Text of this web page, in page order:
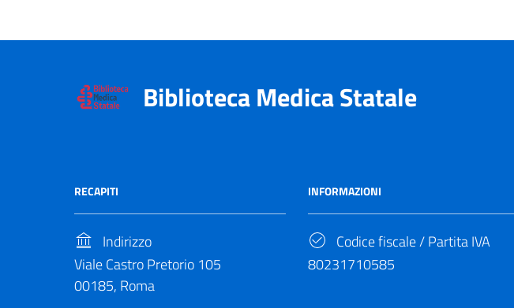
Biblioteca Medica Statale
RECAPITI
Indirizzo
Viale Castro Pretorio 105
00185, Roma
INFORMAZIONI
Codice fiscale / Partita IVA
80231710585